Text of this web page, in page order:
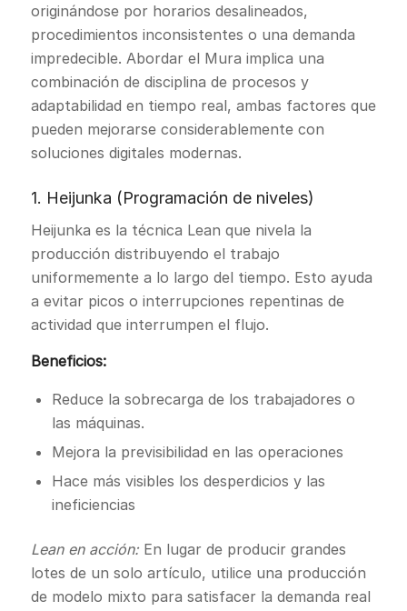
originándose por horarios desalineados,
procedimientos inconsistentes o una demanda
impredecible. Abordar el Mura implica una
combinación de disciplina de procesos y
adaptabilidad en tiempo real, ambas factores que
pueden mejorarse considerablemente con
soluciones digitales modernas.
1. Heijunka (Programación de niveles)
Heijunka es la técnica Lean que nivela la
producción distribuyendo el trabajo
uniformemente a lo largo del tiempo. Esto ayuda
a evitar picos o interrupciones repentinas de
actividad que interrumpen el flujo.
Beneficios:
Reduce la sobrecarga de los trabajadores o
las máquinas.
Mejora la previsibilidad en las operaciones
Hace más visibles los desperdicios y las
ineficiencias
Lean en acción:En lugar de producir grandes
lotes de un solo artículo, utilice una producción
de modelo mixto para satisfacer la demanda real